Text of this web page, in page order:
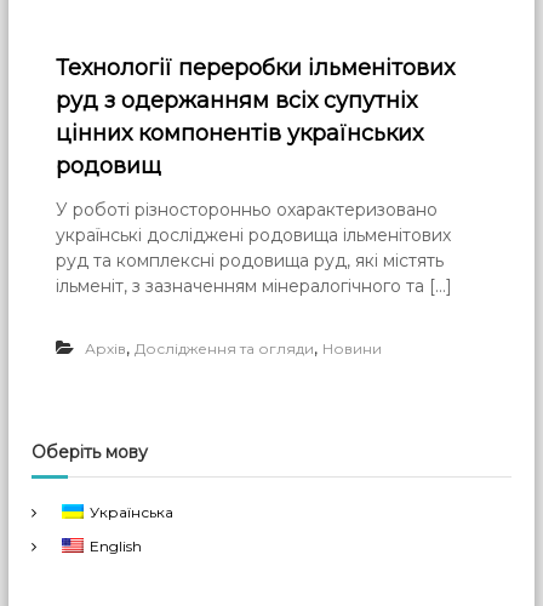
Технології переробки ільменітових
руд з одержанням всіх супутніх
цінних компонентів українських
родовищ
У роботі різносторонньо охарактеризовано
українські досліджені родовища ільменітових
руд та комплексні родовища руд, які містять
ільменіт, з зазначенням мінералогічного та […]
Архів,Дослідження та огляди, Новини
Оберіть мову
Українська
English